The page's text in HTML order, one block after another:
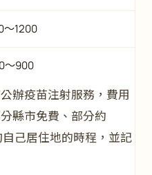
～1200
～900
辦疫苗注射服務，費用
縣市免費、部分約
己居住地的時程，並記